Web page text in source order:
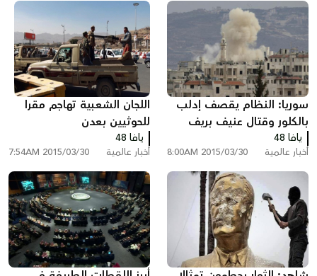
سوريا: النظام يقصف إدلب
بالكلور وقتال عنيف بريف
دمشق
يافا 48
أخبار عالمية 2015/03/30 8:00AM
اللجان الشعبية تهاجم مقرا
للحوثيين بعدن
يافا 48
أخبار عالمية 2015/03/30 7:54AM